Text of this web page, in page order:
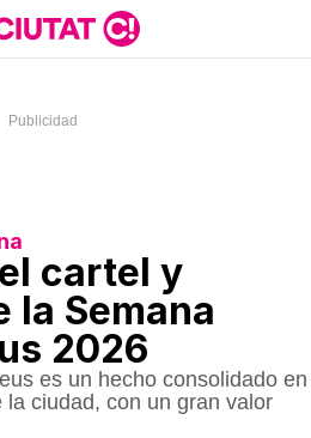
cartel y
la Semana
2026
es un hecho consolidado en
ciudad, con un gran valor